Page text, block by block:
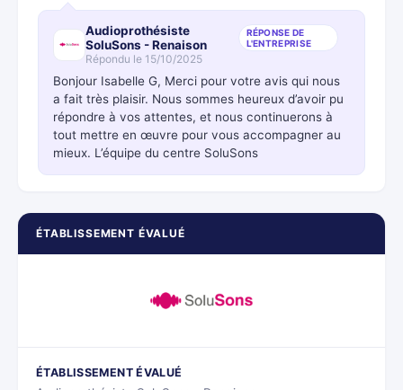
ÉTABLISSEMENT ÉVALUÉ
ÉTABLISSEMENT ÉVALUÉ
Audioprothésiste
SoluSons - Renaison
RÉPONSE DE
L'ENTREPRISE
Répondu le 15/10/2025
Bonjour Isabelle G, Merci pour votre avis qui nous
a fait très plaisir. Nous sommes heureux d’avoir pu
répondre à vos attentes, et nous continuerons à
tout mettre en œuvre pour vous accompagner au
mieux. L’équipe du centre SoluSons